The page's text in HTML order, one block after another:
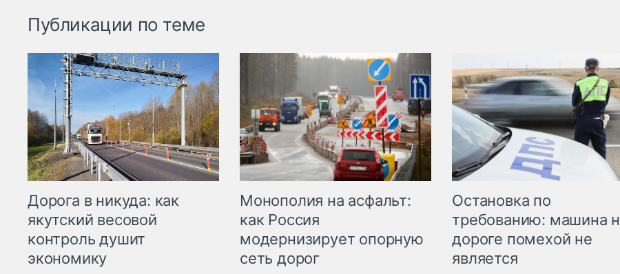
Публикации по теме
Дорога в никуда: как
якутский весовой
контроль душит
экономику
Монополия на асфальт:
как Россия
модернизирует опорную
сеть дорог
Остановка по
требованию: машина
дороге помехой не
является